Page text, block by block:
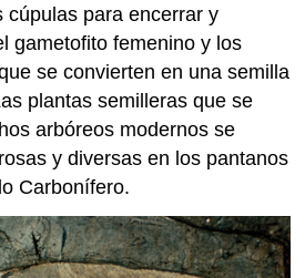
cúpulas para encerrar y
gametofito femenino y los
se convierten en una semilla
plantas semilleras que se
arbóreos modernos se
y diversas en los pantanos
Carbonífero.